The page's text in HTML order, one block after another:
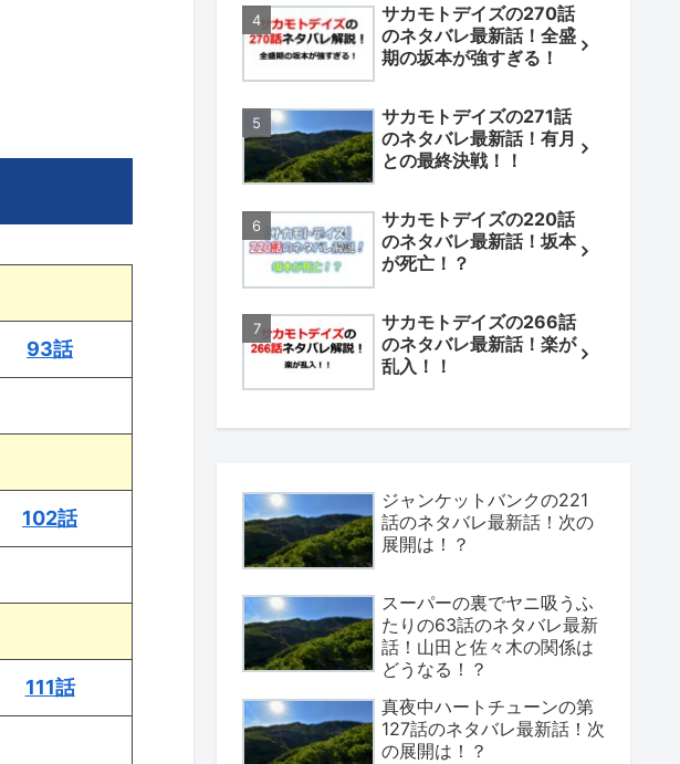
93話
102話
111話
サカモトデイズの270話
のネタバレ最新話！全盛
期の坂本が強すぎる！
サカモトデイズの271話
のネタバレ最新話！有月
との最終決戦！！
サカモトデイズの220話
のネタバレ最新話！坂本
が死亡！？
サカモトデイズの266話
のネタバレ最新話！楽が
乱入！！
ジャンケットバンクの221
話のネタバレ最新話！次の
展開は！？
スーパーの裏でヤニ吸うふ
たりの63話のネタバレ最新
話！山田と佐々木の関係は
どうなる！？
真夜中ハートチューンの第
127話のネタバレ最新話！次
の展開は！？